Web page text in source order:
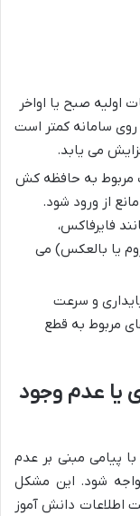
اولیه صبح یا اواخر
سامانه کمتر است
می یابد.
مربوط به حافظه کش
از ورود شود.
فایرفاکس،
یا بالعکس) می
و سرعت
مربوط به قطع
یا عدم وجود
پیامی مبنی بر عدم
شود. این مشکل
اطلاعات دانش آموز